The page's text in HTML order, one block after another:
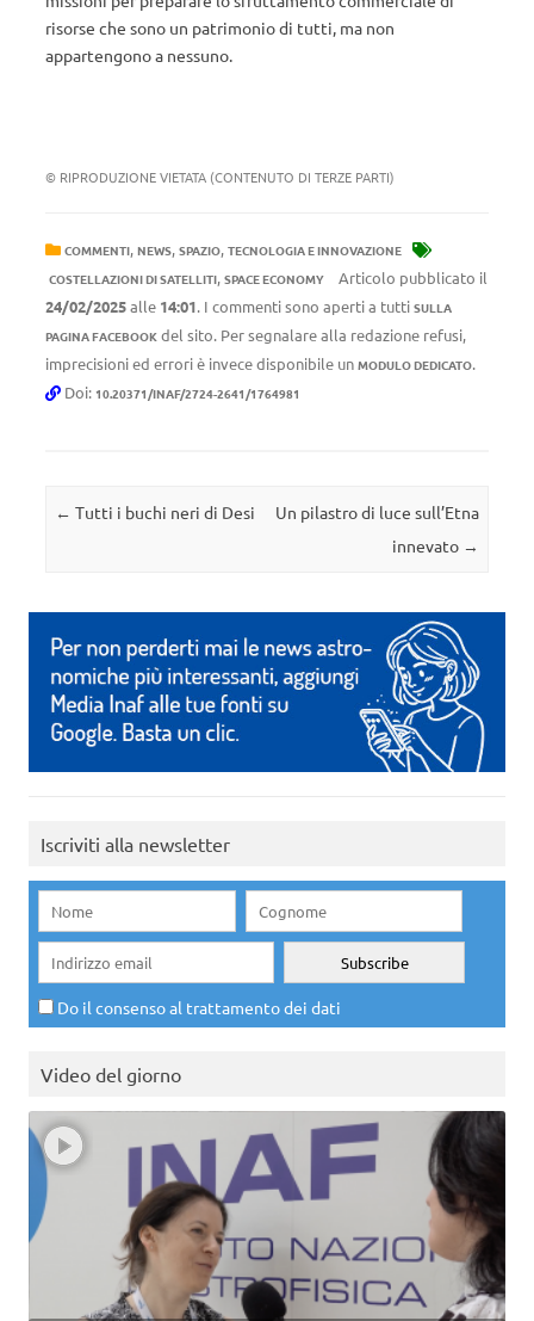
risorse che sono un patrimonio di tutti, ma non
appartengono a nessuno.
© RIPRODUZIONE VIETATA (CONTENUTO DI TERZE PARTI)
COMMENTI, NEWS, SPAZIO, TECNOLOGIA E INNOVAZIONE
COSTELLAZIONI DI SATELLITI, SPACE ECONOMY
Articolo pubblicato il
24/02/2025alle 14:01. I commenti sono aperti a tutti SULLA
PAGINA FACEBOOK del sito. Per segnalare alla redazione refusi,
imprecisioni ed errori è invece disponibile un MODULO DEDICATO.
Doi: 10.20371/INAF/2724-2641/1764981
Navigazione articolo
← Tutti i buchi neri di Desi
Un pilastro di luce sull’Etna
innevato →
Iscriviti alla newsletter
Do il consenso al trattamento dei dati
Video del giorno